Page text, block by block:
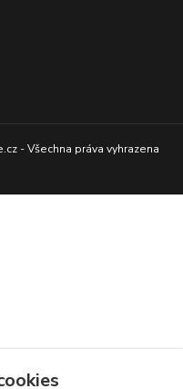
- Všechna práva vyhrazena